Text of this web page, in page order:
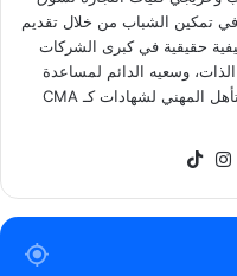
في تمكين الشباب من خلال تقديم
حقيقية في كبرى الشركات
وسعيه الدائم لمساعدة
الآخرين على بناء سير ذاتية احترافية والتأهل المهني لشهادات كـ CMA
‫YouTube
انستقرام